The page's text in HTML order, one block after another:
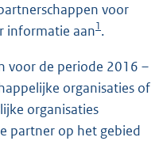
voor
informatie aan1.
voor de periode 2016 –
organisaties of
organisaties
partner op het gebied